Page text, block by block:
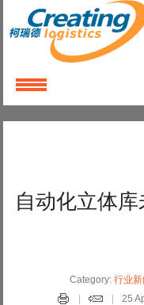
自动化立体
Category:行业新
25
Loginor
Remember Me